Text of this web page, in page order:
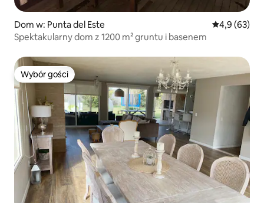
Dom w: Punta del Este Średnia
4,9 (63)
Spektakularny dom z 1200 m² gruntu i basenem
Wybór gości
Wybór gości